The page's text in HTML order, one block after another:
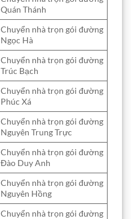
Quán Thánh
Chuyển nhà trọn gói đường
Ngọc Hà
Chuyển nhà trọn gói đường
Trúc Bạch
Chuyển nhà trọn gói đường
Phúc Xá
Chuyển nhà trọn gói đường
Nguyên Trung Trực
Chuyển nhà trọn gói đường
Đào Duy Anh
Chuyển nhà trọn gói đường
Nguyên Hồng
Chuyển nhà trọn gói đường